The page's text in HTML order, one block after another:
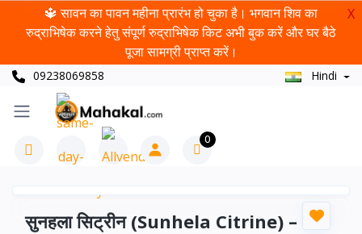
🔱 सावन का पावन महीना प्रारंभ हो चुका है। भगवान शिव का
रुद्राभिषेक करने हेतु संपूर्ण रुद्राभिषेक किट अभी बुक करें और घर बैठे
पूजा सामग्री प्राप्त करें।
X
09238069858 Hindi
0
सुनहला सिट्रीन (Sunhela Citrine) –